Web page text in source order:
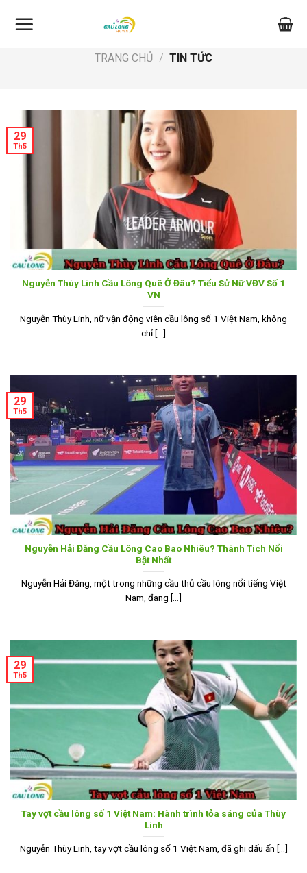
TRANG CHỦ / TIN TỨC
Nguyễn Thùy Linh Cầu Lông Quê Ở Đâu? Tiểu Sử Nữ VĐV Số 1
VN
Nguyễn Thùy Linh, nữ vận động viên cầu lông số 1 Việt Nam, không
chỉ [...]
29
Th5
Nguyễn Hải Đăng Cầu Lông Cao Bao Nhiêu? Thành Tích Nổi
Bật Nhất
Nguyễn Hải Đăng, một trong những cầu thủ cầu lông nổi tiếng Việt
Nam, đang [...]
29
Th5
Tay vợt cầu lông số 1 Việt Nam: Hành trình tỏa sáng của Thùy
Linh
Nguyễn Thùy Linh, tay vợt cầu lông số 1 Việt Nam, đã ghi dấu ấn [...]
29
Th5